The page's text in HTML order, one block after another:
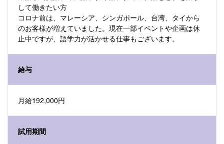
して働きたい方
コロナ前は、マレーシア、シンガポール、台湾、タイから
のお客様が増えていました。現在一部イベントや企画は休
止中ですが、語学力が活かせる仕事もございます。
給与
月給192,000円
試用期間